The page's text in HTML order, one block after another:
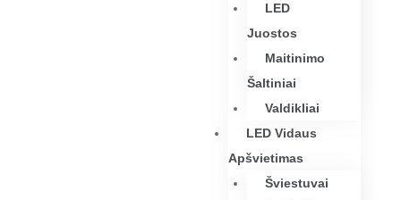
LED
Juostos
Maitinimo
Šaltiniai
Valdikliai
LED Vidaus
Apšvietimas
Šviestuvai